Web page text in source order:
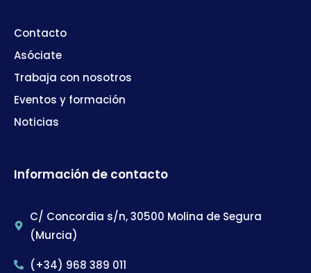
Contacto
Asóciate
Trabaja con nosotros
Eventos y formación
Noticias
Información de contacto
C/ Concordia s/n, 30500 Molina de Segura
(Murcia)
(+34) 968 389 011